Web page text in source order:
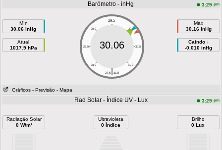
Barómetro - inHg 3:29 pm
Mín
30.06 inHg
Atual
1017.9 hPa
29.5
29.0 30.0
28.5 30.5
28.0 31.0
|
27.5 31.5
30.06
Máx
30.16 inHg
Caindo ↓
-0.010 inHg
Gráficos - Previsão - Mapa
Rad Solar - Índice UV - Lux 3:29 pm
Radiação Solar
0 W/m²
Ultravioleta
0 Índice
Brilho
0 Lux